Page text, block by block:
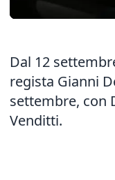
Dal 12
regista Gianni
settembre, con
Venditti.